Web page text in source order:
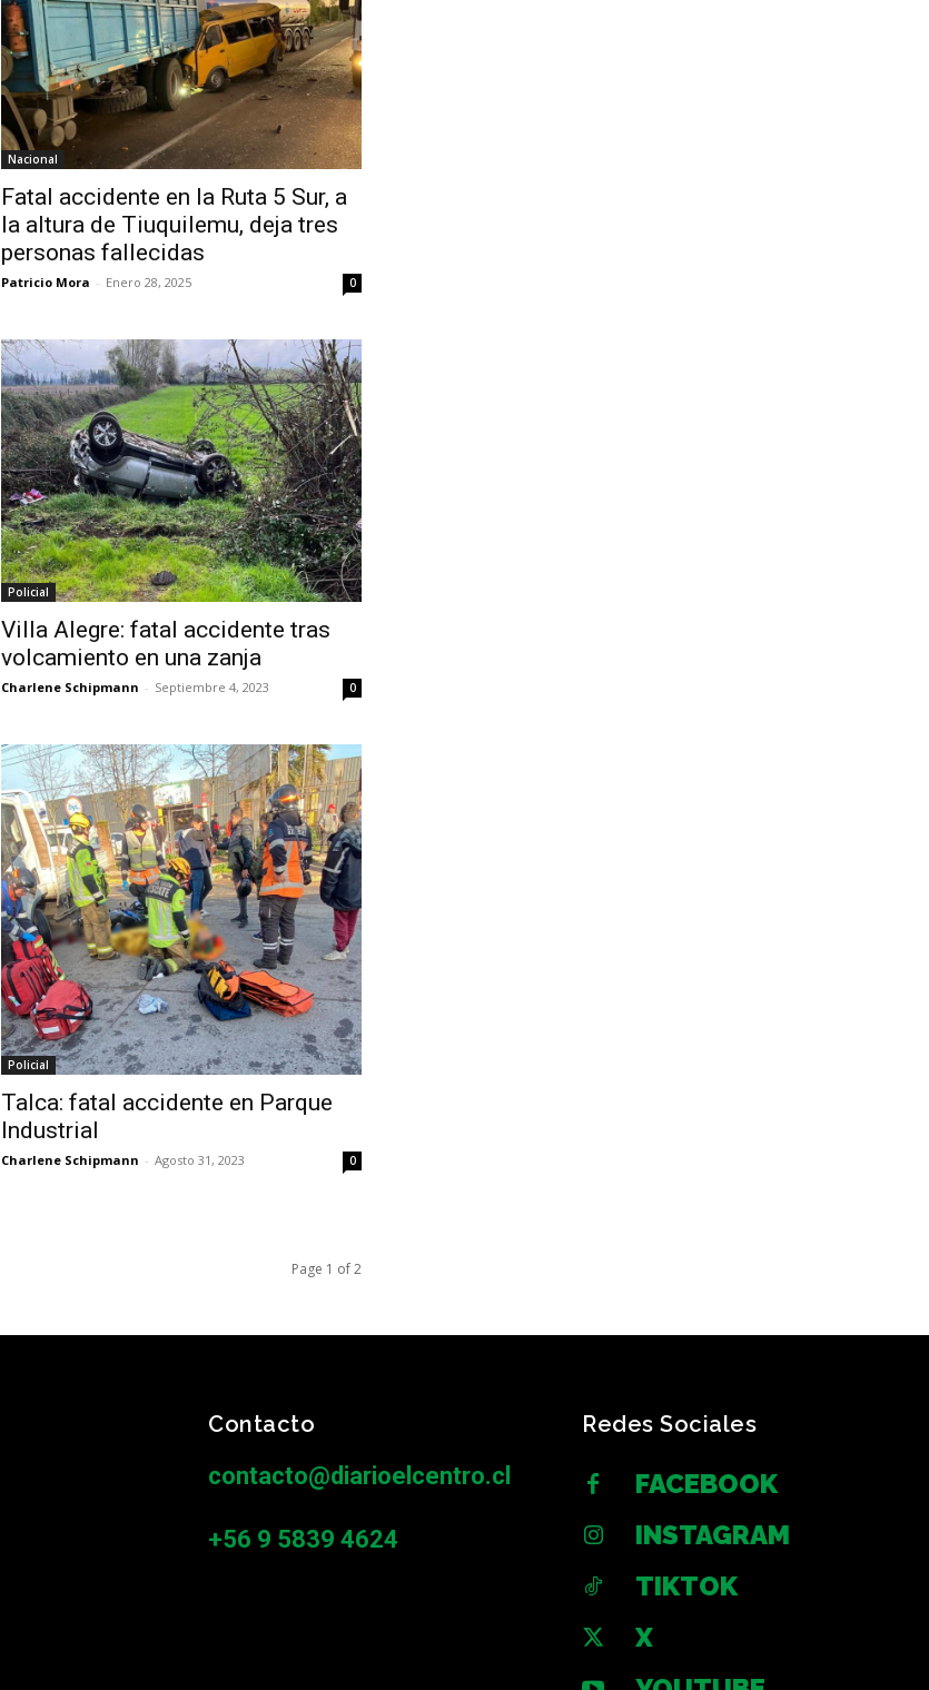
Nacional
Fatal accidente en la Ruta 5 Sur, a
la altura de Tiuquilemu, deja tres
personas fallecidas
Patricio Mora - Enero 28, 2025 0
Policial
Villa Alegre: fatal accidente tras
volcamiento en una zanja
Charlene Schipmann - Septiembre 4, 2023 0
Policial
Talca: fatal accidente en Parque
Industrial
Charlene Schipmann - Agosto 31, 2023 0
Page 1 of 2
Contacto
contacto@diarioelcentro.cl
+56 9 5839 4624
Redes Sociales
FACEBOOK
INSTAGRAM
TIKTOK
X